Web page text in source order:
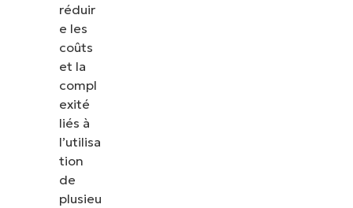
réduir
e les
coûts
et la
compl
exité
liés à
l’utilisa
tion
de
plusieu